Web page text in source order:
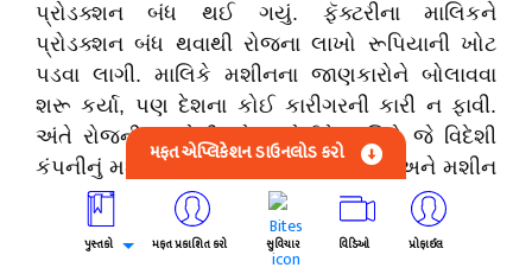
પ્રોડક્શન બંધ થઈ ગયું. ફૅક્ટરીના માલિકને
પ્રોડક્શન બંધ થવાથી રોજના લાખો રૂપિયાની ખોટ
પડવા લાગી. માલિકે મશીનના જાણકારોને બોલાવવા
શરૂ કર્યા, પણ દેશના કોઈ કારીગરની કારી ન ફાવી.
અંતે રોજની લાખોની ખોટ જોઈને માલિકે જે વિદેશી
કંપનીનું મશીન હતું તેને જ ફોન લગાડ્યો અને મશીન
રિપેર કરી આપવા કહ્યું.
વિદેશી કંપનીએ કહ્યું : “અમારો કારીગર આવે અને
મફત એપ્લિકેશન ડાઉનલોડ કરો
પુસ્તકો મફત પ્રકાશિત કરો સુવિચાર વિડિઓ પ્રોફાઈલ